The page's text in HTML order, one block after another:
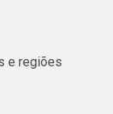
e regiões